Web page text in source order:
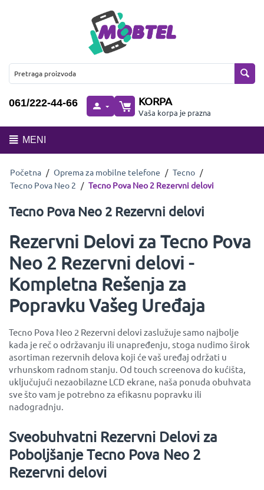
061/222-44-66 KORPA
Vaša korpa je prazna
MENI
Početna / Oprema za mobilne telefone / Tecno /
Tecno Pova Neo 2 / Tecno Pova Neo 2 Rezervni delovi
Tecno Pova Neo 2 Rezervni delovi
Rezervni Delovi za Tecno Pova
Neo 2 Rezervni delovi -
Kompletna Rešenja za
Popravku Vašeg Uređaja
Tecno Pova Neo 2 Rezervni delovi zaslužuje samo najbolje
kada je reč o održavanju ili unapređenju, stoga nudimo širok
asortiman rezervnih delova koji će vaš uređaj održati u
vrhunskom radnom stanju. Od touch screenova do kućišta,
uključujući nezaobilazne LCD ekrane, naša ponuda obuhvata
sve što vam je potrebno za efikasnu popravku ili
nadogradnju.
Sveobuhvatni Rezervni Delovi za
Poboljšanje Tecno Pova Neo 2
Rezervni delovi